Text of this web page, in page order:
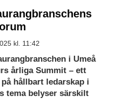
kl. 11:42
i Umeå
årliga Summit – ett
hållbart ledarskap i
tema belyser särskilt